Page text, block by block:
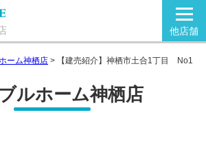
他店舗
ーム神栖店 > 【建売紹介】神栖市土合1丁目 No1
ルホーム神栖店